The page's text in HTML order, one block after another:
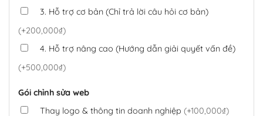
3. Hỗ trợ cơ bản (Chỉ trả lời câu hỏi cơ bản)
(+200,000₫)
4. Hỗ trợ nâng cao (Hướng dẫn giải quyết vấn đề)
(+500,000₫)
Gói chỉnh sửa web
Thay logo & thông tin doanh nghiệp (+100,000₫)